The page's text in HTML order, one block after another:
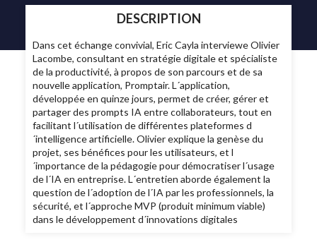
DESCRIPTION
Dans cet échange convivial, Eric Cayla interviewe Olivier
Lacombe, consultant en stratégie digitale et spécialiste
de la productivité, à propos de son parcours et de sa
nouvelle application, Promptair. L´application,
développée en quinze jours, permet de créer, gérer et
partager des prompts IA entre collaborateurs, tout en
facilitant l´utilisation de différentes plateformes d
´intelligence artificielle. Olivier explique la genèse du
projet, ses bénéfices pour les utilisateurs, et l
´importance de la pédagogie pour démocratiser l´usage
de l´IA en entreprise. L´entretien aborde également la
question de l´adoption de l´IA par les professionnels, la
sécurité, et l´approche MVP (produit minimum viable)
dans le développement d´innovations digitales